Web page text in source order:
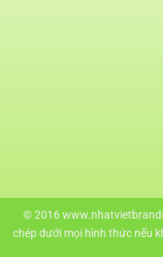
© 2016
chép dưới mọi hình thức nếu